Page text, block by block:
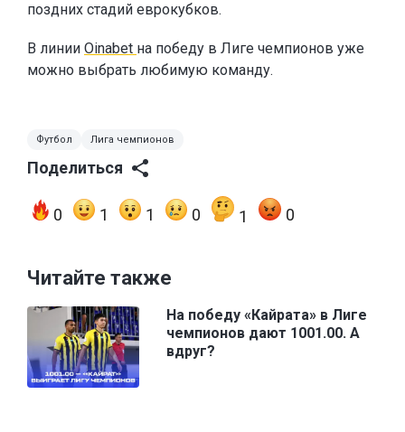
поздних стадий еврокубков.
В линии Oinabet на победу в Лиге чемпионов уже
можно выбрать любимую команду.
Футбол Лига чемпионов
Поделиться
0 1 1 0 1 0
Читайте также
На победу «Кайрата» в Лиге
чемпионов дают 1001.00. А
вдруг?